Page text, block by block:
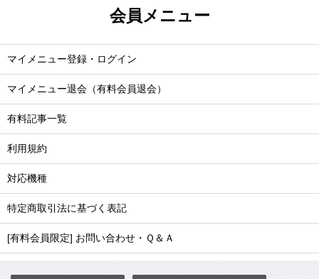
会員メニュー
マイメニュー登録・ログイン
マイメニュー退会（有料会員退会）
有料記事一覧
利用規約
対応機種
特定商取引法に基づく表記
[有料会員限定] お問い合わせ・Ｑ＆Ａ